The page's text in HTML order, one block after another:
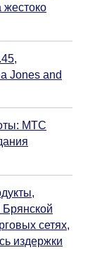
жестоко
Jones and
МТС
Брянской
сетях,
издержки